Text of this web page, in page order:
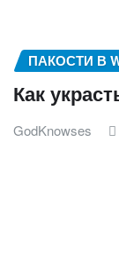
ПАКОСТИ В
Как
GodKnowses